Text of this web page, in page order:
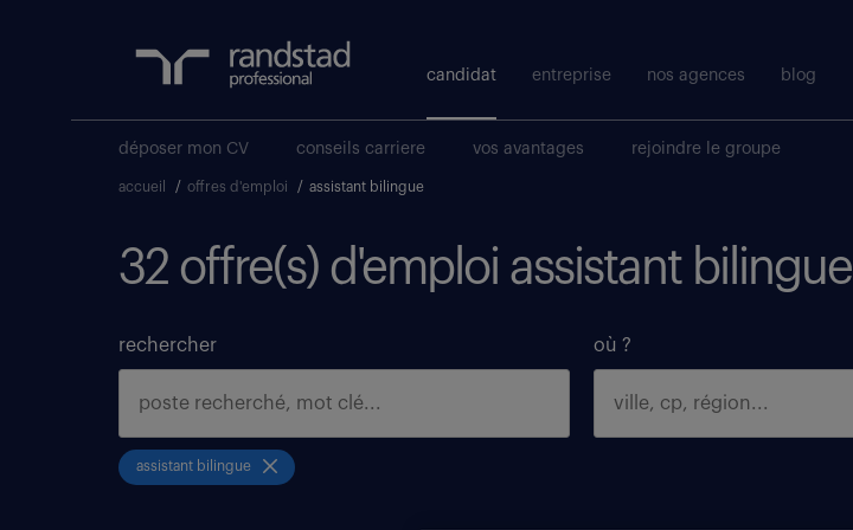
candidat entreprise nos agences blog
déposer mon CV conseils carriere vos avantages rejoindre le groupe
accueil / offres d'emploi / assistant bilingue
32 offre(s) d'emploi assistant bilingue
rechercher
assistant bilingue
où ?